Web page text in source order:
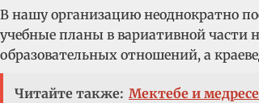
В нашу организацию неоднократно
учебные планы в вариативной части
образовательных отношений, а
Читайте также: Мектебе и